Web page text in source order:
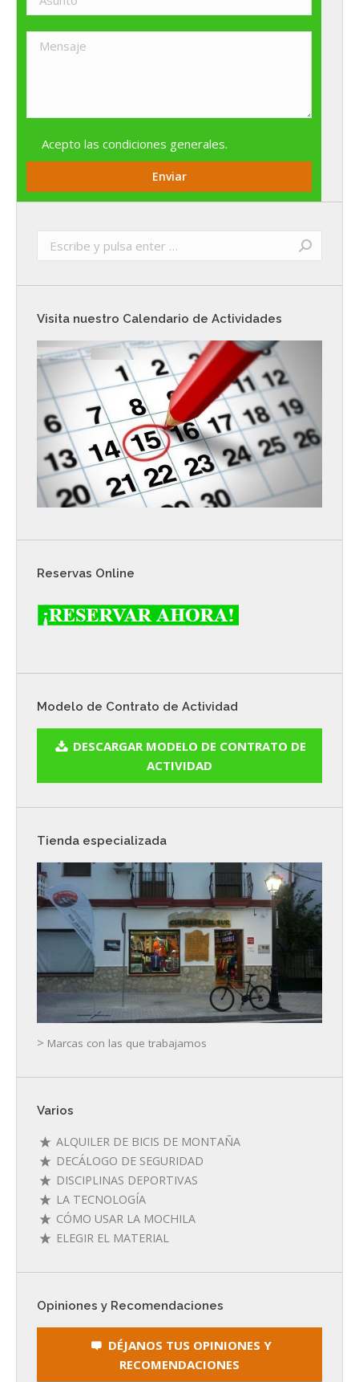
Acepto las condiciones generales.
Buscar:
Visita nuestro Calendario de Actividades
Reservas Online
Modelo de Contrato de Actividad
DESCARGAR MODELO DE CONTRATO DE
ACTIVIDAD
Tienda especializada
> Marcas con las que trabajamos
Varios
ALQUILER DE BICIS DE MONTAÑA
DECÁLOGO DE SEGURIDAD
DISCIPLINAS DEPORTIVAS
LA TECNOLOGÍA
CÓMO USAR LA MOCHILA
ELEGIR EL MATERIAL
Opiniones y Recomendaciones
DÉJANOS TUS OPINIONES Y
RECOMENDACIONES